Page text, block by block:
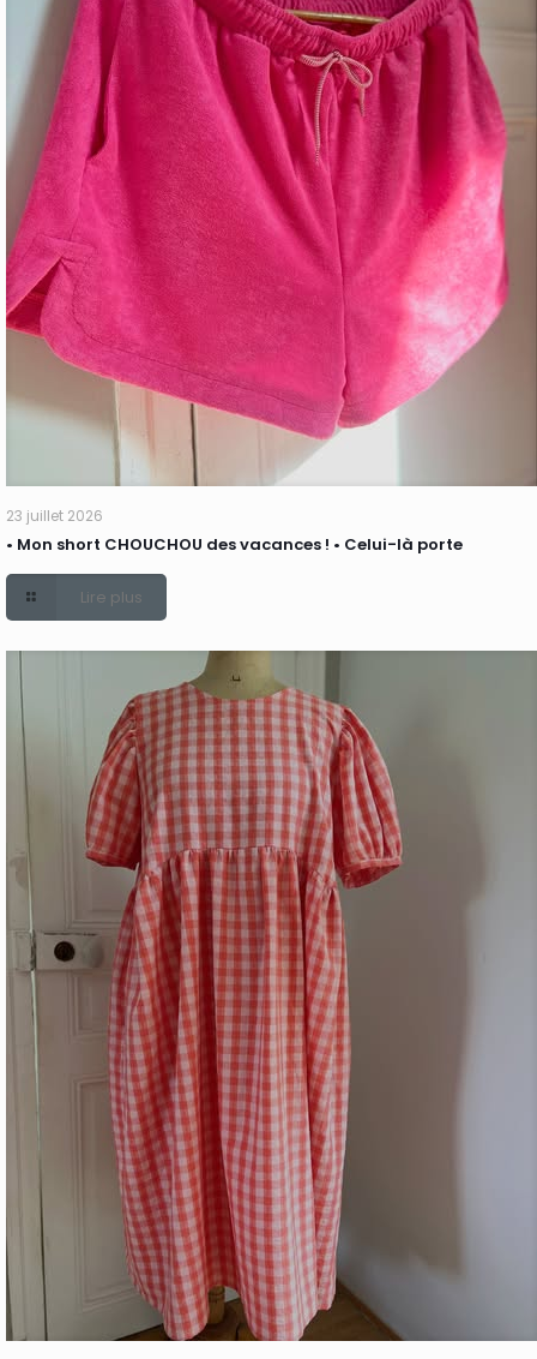
23 juillet 2026
• Mon short CHOUCHOU des vacances ! • Celui-là porte
Lire plus